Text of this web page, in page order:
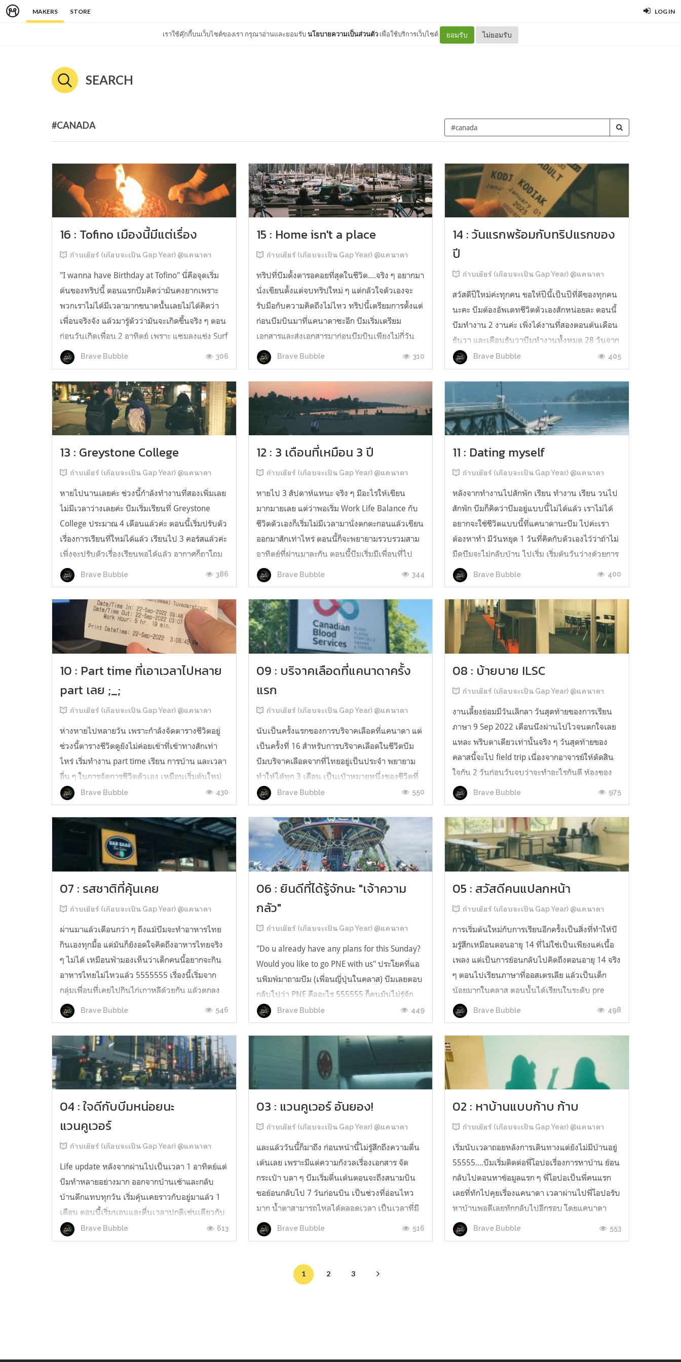
MAKERS STORE LOG IN
เราใช้คุ๊กกี้บนเว็บไซต์ของเรา กรุณาอ่านและยอมรับนโยบายความเป็นส่วนตัว เพื่อใช้บริการเว็บไซต์ ยอมรับ ไม่ยอมรับ
SEARCH
#CANADA
16 : Tofino เมืองนี้มีแต่เรื่อง
ก้าบเยียร์ (เกือบจะเป็น Gap Year) @แคนาดา
"I wanna have Birthday at Tofino" นี่คือจุดเริ่ม
ต้นของทริปนี้ ตอนแรกบีมคิดว่ามันคงยากเพราะ
พวกเราไม่ได้มีเวลามากขนาดนัั้นเลยไม่ได้คิดว่า
เพื่อนจริงจัง แล้วมารู้ตัวว่ามันจะเกิดขึ้นจริง ๆ ตอน
ก่อนวันเกิดเพื่อน 2 อาทิตย์ เพราะ แซมลงแข่ง Surf
และจองของเกี่ยวกับการแข่งไว้หมดแล้ว สุดท้าย
แล้วทริปนี้ก็เกิดขึ้น...
Brave Bubble 306
15 : Home isn't a place
ก้าบเยียร์ (เกือบจะเป็น Gap Year) @แคนาดา
ทริปที่บีมตั้งตารอคอยที่สุดในชีวิต....จริง ๆ อยากมา
นั่งเขียนตั้งแต่จบทริปใหม่ ๆ แต่กลัวใจตัวเองจะ
รับมือกับความคิดถึงไม่ไหว ทริปนี้เตรียมการตั้งแต่
ก่อนบีมบินมาที่แคนาดาซะอีก บีมเริ่มเตรียม
เอกสารและส่งเอกสารมาก่อนบีมบินเพียงไม่กี่วัน
ดำเนินเรื่องเอกสารมาเรื่อย ๆ อาจมีข้อผิดพลาด
บ้าง แต่สุดท้ายทุกคนก็ได...
Brave Bubble 310
14 : วันแรกพร้อมกับทริปแรกของ
ปี
ก้าบเยียร์ (เกือบจะเป็น Gap Year) @แคนาดา
สวัสดีปีใหม่ค่ะทุกคน ขอให้ปีนี้เป็นปีที่ดีของทุกคน
นะคะ บีมต้องอัพเดทชีวิตตัวเองสักหน่อยละ ตอนนี้
บีมทำงาน 2 งานค่ะ เพิ่งได้งานที่สองตอนต้นเดือน
ธันวา และเดือนธันวาบีมทำงานทั้งหมด 28 วันจาก
31 วัน ได้หยุดเต็ม ๆ แค่ 1 วันค่ะ เพราะร้านทั้งสอง
ร้านปิด นอกนนั้นคือโดนเรียกไปช่วยบ่อยมาก
ทั้งคนป่วย คนไม่พอ มีค...
Brave Bubble 405
13 : Greystone College
ก้าบเยียร์ (เกือบจะเป็น Gap Year) @แคนาดา
หายไปนานเลยค่ะ ช่วงนี้กำลังทำงานที่สองเพิ่มเลย
ไม่มีเวลาว่างเลยค่ะ บีมเริ่มเรียนที่ Greystone
College ประมาณ 4 เดือนแล้วค่ะ ตอนนี้เริ่มปรับตัว
เรื่องการเรียนที่ใหม่ได้แล้ว เรียนไป 3 คอร์สแล้วค่ะ
เพิ่งจะปรับตัวเรื่องเรียนพอได้แล้ว อากาศก็ถาโถม
เข้ามาทำให้บีมต้องปรับตัวใหม่อีกครั้ง ช่วงนี้แวนคู
เวอร์หนาวม...
Brave Bubble 386
12 : 3 เดือนที่เหมือน 3 ปี
ก้าบเยียร์ (เกือบจะเป็น Gap Year) @แคนาดา
หายไป 3 สัปดาห์แหนะ จริง ๆ มีอะไรให้เขียน
มากมายเลย แต่ว่าพอเริ่ม Work Life Balance กับ
ชีวิตตัวเองก็เริ่มไม่มีเวลามานั่งตกตะกอนแล้วเขียน
ออกมาสักเท่าไหร่ ตอนนี้ก็จะพยายามรวบรวมสาม
อาทิตย์ที่ผ่านมาละกัน ตอนนี้บีมเริ่มมีเพื่อนที่ไป
ไหนมาไหนด้วยกันบ้างแล้ว รู้ตัวเองว่ามีเพื่อนยาก
มาก เพราะถ้ารู้สึกไม่สบายใจ...
Brave Bubble 344
11 : Dating myself
ก้าบเยียร์ (เกือบจะเป็น Gap Year) @แคนาดา
หลังจากทำงานไปสักพัก เรียน ทำงาน เรียน วนไป
สักพัก บีมก็คิดว่าบีมอยู่แบบนี้ไม่ได้แล้ว เราไม่ได้
อยากจะใช้ชีวิตแบบนี้ที่แคนาดานะบีม ไปค่ะเรา
ต้องหาทำ มีวันหยุด 1 วันที่คิดกับตัวเองไว้ว่าถ้าไม่
มืดบีมจะไม่กลับบ้าน ไปเริ่ม เริ่มต้นวันว่างด้วยการ
ตื่นแบบไร้นาฬิกาปลุก จัดการกินอาหารและจัดการ
ตัวเอง ออกเดินทางไ...
Brave Bubble 400
10 : Part time ที่เอาเวลาไปหลาย
part เลย ;_;
ก้าบเยียร์ (เกือบจะเป็น Gap Year) @แคนาดา
ห่างหายไปหลายวัน เพราะกำลังจัดตารางชีวิตอยู่
ช่วงนี้ตารางชีวิตดูยังไม่ค่อยเข้าที่เข้าทางสักเท่า
ไหร่ เริ่มทำงาน part time เรียน การบ้าน และเวลา
อื่น ๆ ในการจัดการชีวิตตัวเอง เหมือนเริ่มต้นใหม่
อีกครั้งหนึ่ง กำลังค่อย ๆ ปรับตัวและคิดว่าดีขึ้นเยอะ
มาแล้ว ก่อนเรียนจบภาษาบีมเริ่มยื่นสมัครงานส่งเร
ซูเม่ไปเยอะ...
Brave Bubble 430
09 : บริจาคเลือดที่แคนาดาครั้ง
แรก
ก้าบเยียร์ (เกือบจะเป็น Gap Year) @แคนาดา
นับเป็นครั้งแรกของการบริจาคเลือดที่แคนาดา แต่
เป็นครั้งที่ 16 สำหรับการบริจาคเลือดในชีวิตบีม
บีมบริจาคเลือดจากที่ไทยอยู่เป็นประจำ พยายาม
ทำให้ได้ทุก 3 เดือน เป็นเป้าหมายหนึ่งของชีวิตที่
จะทำให้เป็นประจำที่สุดเท่าที่จะทำได้ เพราะคิดว่า
เลือดยังไงเราก็ผลิตใหม่ได้ บริจาคให้คนที่ต้องการ
ดีกว่า เผื่อเลือดของเ...
Brave Bubble 550
08 : บ้ายบาย ILSC
ก้าบเยียร์ (เกือบจะเป็น Gap Year) @แคนาดา
งานเลี้ยงย่อมมีวันเลิกลา วันสุดท้ายของการเรียน
ภาษา 9 Sep 2022 เดือนนึงผ่านไปไวจนตกใจเลย
แหละ พริบตาเดียวเท่านั้นจริง ๆ วันสุดท้ายของ
คลาสนี้จะไป field trip เนื่องจากอาจารย์ให้ตัดสิน
ใจกัน 2 วันก่อนวันจบว่าจะทำอะไรกันดี ห้องของ
พวกเราเลือกที่จะออกไปใช้เวลาข้างนอกด้วยกัน
เป็นเวลาสั้น ๆ ประมาณ 2 ชั่วโมงกว...
Brave Bubble 975
07 : รสชาติที่คุ้นเคย
ก้าบเยียร์ (เกือบจะเป็น Gap Year) @แคนาดา
ผ่านมาแล้วเดือนกว่า ๆ ถึงแม้บีมจะทำอาหารไทย
กินเองทุกมื้อ แต่มันก็ยังอดใจคิดถึงอาหารไทยจริง
ๆ ไม่ได้ เหมือนฟ้ามองเห็นว่าเด็กคนนี้อยากจะกิน
อาหารไทยไม่ไหวแล้ว 5555555 เรื่องนี้เริ่มจาก
กลุ่มเพื่อนที่เคยไปกินไก่เกาหลีด้วยกัน แล้วตกลง
กันไว้ว่าจะพาสลับกันไปกินอาหารของแต่ละ
ประเทศกัน รอบนี้เป็นตาของอาหารไทยแ...
Brave Bubble 546
06 : ยินดีที่ได้รู้จักนะ "เจ้าความ
กลัว"
ก้าบเยียร์ (เกือบจะเป็น Gap Year) @แคนาดา
"Do u already have any plans for this Sunday?
Would you like to go PNE with us" ประโยคที่แอ
นพิมพ์มาถามบีม (เพื่อนญี่ปุ่นในคลาส) บีมเลยตอบ
กลับไปว่า PNE คืออะไร 555555 ก็คนมันไม่รู้จัก
จริง ๆ นี่หน่า โอเคบีมจะมาบอกทุกคนไว้เผื่อมีใคร
มาชวนไป PNE แท้จริงแล้วมันคือ Playland เป็น
สวนสนุกในแวนคูเวอร์ แคนาดาซึ...
Brave Bubble 449
05 : สวัสดีคนแปลกหน้า
ก้าบเยียร์ (เกือบจะเป็น Gap Year) @แคนาดา
การเริ่มต้นใหม่กับการเรียนอีกครั้งเป็นสิ่งที่ทำให้บี
มรู้สึกเหมือนตอนอายุ 14 ที่ไม่ใช่เป็นเพียงแค่เนื้อ
เพลง แต่เป็นการย้อนกลับไปคิดถึงตอนอายุ 14 จริง
ๆ ตอนไปเรียนภาษาที่ออสเตรเลีย แล้วเป็นเด็ก
น้อยมากในคลาส ตอนนั้นได้เรียนในระดับ pre
intermediate บรรยากาศตอนเรียนมันสนุกมาก
เล่นเกม ฟังเพลง คุยกัน มันยั...
Brave Bubble 498
04 : ใจดีกับบีมหน่อยนะ
แวนคูเวอร์
ก้าบเยียร์ (เกือบจะเป็น Gap Year) @แคนาดา
Life update หลังจากผ่านไปเป็นเวลา 1 อาทิตย์แต่
บีมทำหลายอย่างมาก ออกจากบ้านเช้าและกลับ
บ้านดึกแทบทุกวัน เริ่มคุ้นเคยราวกับอยู่มาแล้ว 1
เดือน ตอนนีี้เริ่มนอนและตื่นเวลาปกติเช่นเดียวกับ
ตอนอยู่ที่ไทยแล้ว ตื่นนอนด้วยความคุ้นเคย
ประมาณ 7 โมงครึ่ง ด้วยความหนาว เพราะตอน
Brave Bubble 613
03 : แวนคูเวอร์ อันยอง!
ก้าบเยียร์ (เกือบจะเป็น Gap Year) @แคนาดา
และแล้ววันนี้ก็มาถึง ก่อนหน้านี้ไม่รู้สึกถึงความตื่น
เต้นเลย เพราะมีแต่ความกังวลเรื่องเอกสาร จัด
กระเป๋า บลา ๆ บีมเริ่มตื่นเต้นตอนจะถึงสนามบิน
ขอย้อนกลับไป 7 วันก่อนบิน เป็นช่วงที่อ่อนไหว
มาก น้ำตาสามารถไหลได้ตลอดเวลา เป็นเวลาที่มี
ความรู้สึกและอารมณ์ที่หลากหลายมาก ที่เด่นมาก ๆ
เลยก็คือ คิดถึงเผื่ออนาคต...
Brave Bubble 516
02 : หาบ้านแบบก้าบ ก้าบ
ก้าบเยียร์ (เกือบจะเป็น Gap Year) @แคนาดา
เริ่มนับเวลาถอยหลังการเดินทางแต่ยังไม่มีบ้านอยู่
55555....บีมเริ่มติดต่อพี่โอปอเรื่องการหาบ้าน ย้อน
กลับไปตอนหาข้อมูลแรก ๆ พี่โอปอเป็นพี่คนแรก
เลยที่ทักไปคุยเรื่องแคนาดา เวลาผ่านไปพี่โอปอรับ
หาบ้านพอดีเลยทักกลับไปอีกรอบ โดยแคนาดา
ตอนนี้การหาบ้านลุกเป็นไฟมากบวกกับการที่ช่วงนี้
เงินเฟ้อหนักมาก บ้านแพงจนใจเ...
Brave Bubble 553
1 2 3